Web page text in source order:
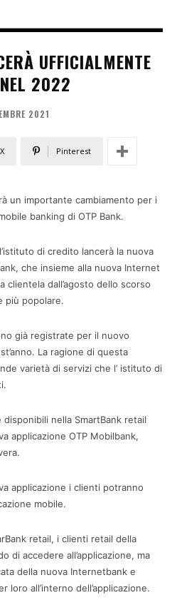
UFFICIALMENTE
2022
2021
X Pinterest
un importante cambiamento per i
banking di OTP Bank.
di credito lancerà la nuova
che insieme alla nuova Internet
clientela dall’agosto dello scorso
più popolare.
già registrate per il nuovo
La ragione di questa
varietà di servizi che l’ istituto di
nella SmartBank retail
applicazione OTP Mobilbank,
applicazione i clienti potranno
mobile.
retail, i clienti retail della
di accedere all’applicazione, ma
della nuova Internetbank e
loro all’interno dell’applicazione.